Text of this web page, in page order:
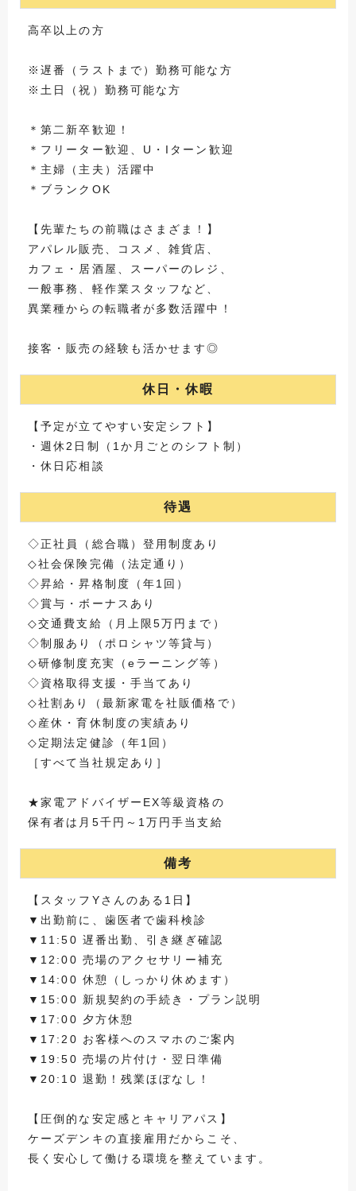
高卒以上の方
※遅番（ラストまで）勤務可能な方
※土日（祝）勤務可能な方
＊第二新卒歓迎！
＊フリーター歓迎、U・Iターン歓迎
＊主婦（主夫）活躍中
＊ブランクOK
【先輩たちの前職はさまざま！】
アパレル販売、コスメ、雑貨店、
カフェ・居酒屋、スーパーのレジ、
一般事務、軽作業スタッフなど、
異業種からの転職者が多数活躍中！
接客・販売の経験も活かせます◎
休日・休暇
【予定が立てやすい安定シフト】
・週休2日制（1か月ごとのシフト制）
・休日応相談
待遇
◇正社員（総合職）登用制度あり
◇社会保険完備（法定通り）
◇昇給・昇格制度（年1回）
◇賞与・ボーナスあり
◇交通費支給（月上限5万円まで）
◇制服あり（ポロシャツ等貸与）
◇研修制度充実（eラーニング等）
◇資格取得支援・手当てあり
◇社割あり（最新家電を社販価格で）
◇産休・育休制度の実績あり
◇定期法定健診（年1回）
［すべて当社規定あり］
★家電アドバイザーEX等級資格の
保有者は月5千円～1万円手当支給
備考
【スタッフYさんのある1日】
▼出勤前に、歯医者で歯科検診
▼11:50 遅番出勤、引き継ぎ確認
▼12:00 売場のアクセサリー補充
▼14:00 休憩（しっかり休めます）
▼15:00 新規契約の手続き・プラン説明
▼17:00 夕方休憩
▼17:20 お客様へのスマホのご案内
▼19:50 売場の片付け・翌日準備
▼20:10 退勤！残業ほぼなし！
【圧倒的な安定感とキャリアパス】
ケーズデンキの直接雇用だからこそ、
長く安心して働ける環境を整えています。